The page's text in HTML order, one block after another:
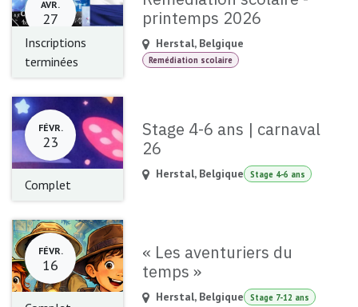
AVR.
27
Inscriptions
terminées
printemps 2026
Herstal, Belgique
Remédiation scolaire
FÉVR.
23
Complet
Stage 4-6 ans | carnaval
26
Herstal, Belgique Stage 4-6 ans
FÉVR.
16
« Les aventuriers du
temps »
Herstal, Belgique Stage 7-12 ans